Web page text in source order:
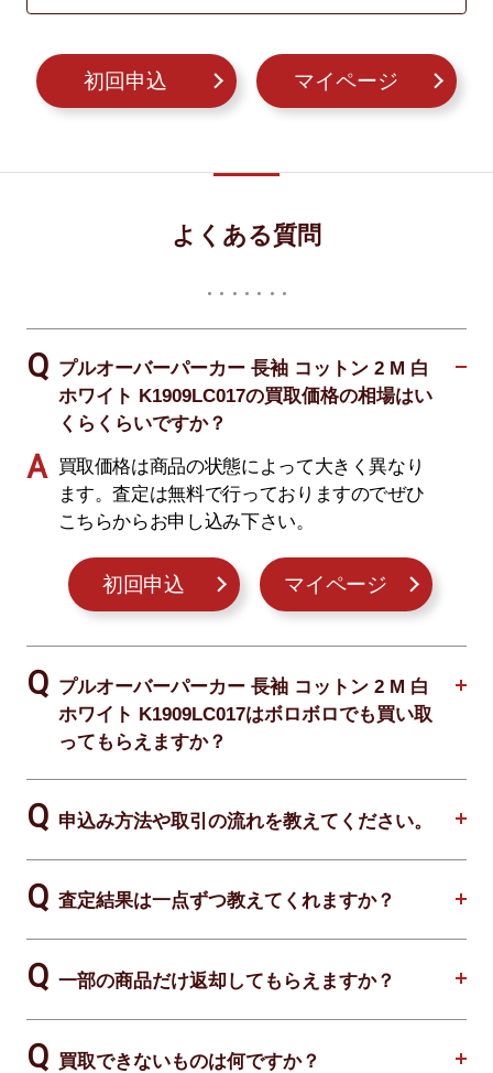
初回申込 マイページ
よくある質問
プルオーバーパーカー 長袖 コットン 2 M 白
ホワイト K1909LC017の買取価格の相場はい
くらくらいですか？
買取価格は商品の状態によって大きく異なり
ます。査定は無料で行っておりますのでぜひ
こちらからお申し込み下さい。
初回申込 マイページ
プルオーバーパーカー 長袖 コットン 2 M 白
ホワイト K1909LC017はボロボロでも買い取
ってもらえますか？
申込み方法や取引の流れを教えてください。
査定結果は一点ずつ教えてくれますか？
一部の商品だけ返却してもらえますか？
買取できないものは何ですか？